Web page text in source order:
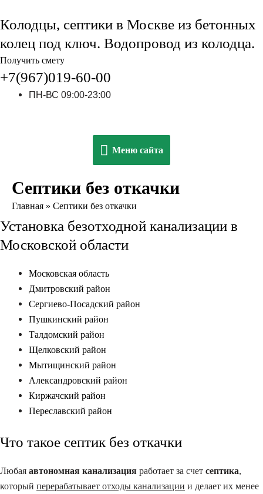
Колодцы, септики в Москве из бетонных
колец под ключ. Водопровод из колодца.
Получить смету
+7(967)019-60-00
ПН-ВС 09:00-23:00
Меню
Меню сайта
Септики без откачки
Главная » Септики без откачки
Установка безотходной канализации в
Московской области
Московская область
Дмитровский район
Сергиево-Посадский район
Пушкинский район
Талдомский район
Щелковский район
Мытищинский район
Александровский район
Киржачский район
Переславский район
Что такое септик без откачки
Любая автономная канализация работает за счет септика,
который перерабатывает отходы канализации и делает их менее